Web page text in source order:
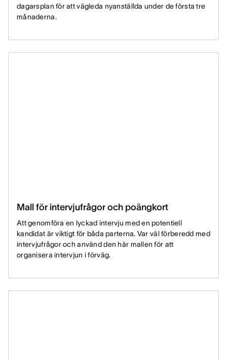
dagarsplan för att vägleda nyanställda under de första tre
månaderna.
Mall för intervjufrågor och poängkort
Att genomföra en lyckad intervju med en potentiell
kandidat är viktigt för båda parterna. Var väl förberedd med
intervjufrågor och använd den här mallen för att
organisera intervjun i förväg.